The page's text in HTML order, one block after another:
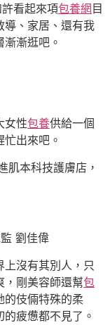
看起來項包養網目
導、家居、還有我
漸逛吧。
女性包養供給一個
出來吧。
肌本科技護膚店，
劉佳偉
沒有其別人，只
，剛美容師還幫包
的伎倆特殊的柔
疲憊都不見了。